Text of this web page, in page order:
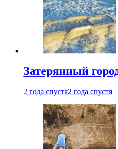
Затерянный
2 года спустя2 года спустя